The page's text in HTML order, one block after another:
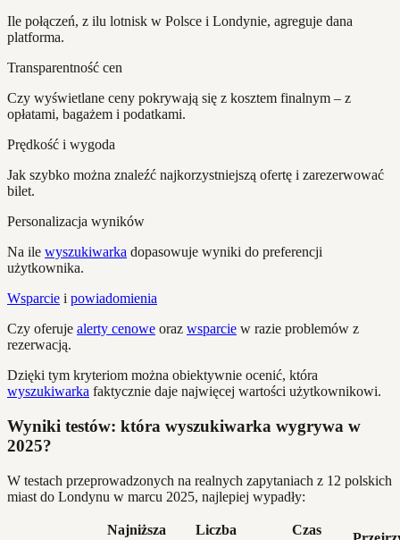
Ile połączeń, z ilu lotnisk w Polsce i Londynie, agreguje dana
platforma.
Transparentność cen
Czy wyświetlane ceny pokrywają się z kosztem finalnym – z
opłatami, bagażem i podatkami.
Prędkość i wygoda
Jak szybko można znaleźć najkorzystniejszą ofertę i zarezerwować
bilet.
Personalizacja wyników
Na ile wyszukiwarka dopasowuje wyniki do preferencji
użytkownika.
Wsparcie i powiadomienia
Czy oferuje alerty cenowe oraz wsparcie w razie problemów z
rezerwacją.
Dzięki tym kryteriom można obiektywnie ocenić, która
wyszukiwarka faktycznie daje najwięcej wartości użytkownikowi.
Wyniki testów: która wyszukiwarka wygrywa w
2025?
W testach przeprowadzonych na realnych zapytaniach z 12 polskich
miast do Londynu w marcu 2025, najlepiej wypadły:
Najniższa
Liczba
Czas